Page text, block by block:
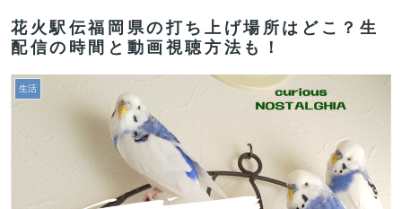
花火駅伝福岡県の打ち上げ場所はどこ？生
配信の時間と動画視聴方法も！
生活